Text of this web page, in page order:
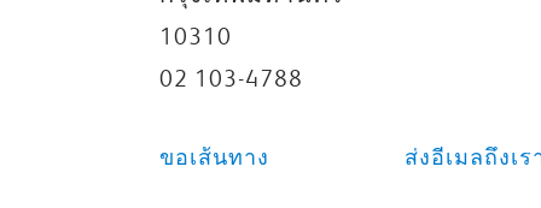
10310
02 103-4788
ขอเส้นทาง ส่งอีเมลถึงเร